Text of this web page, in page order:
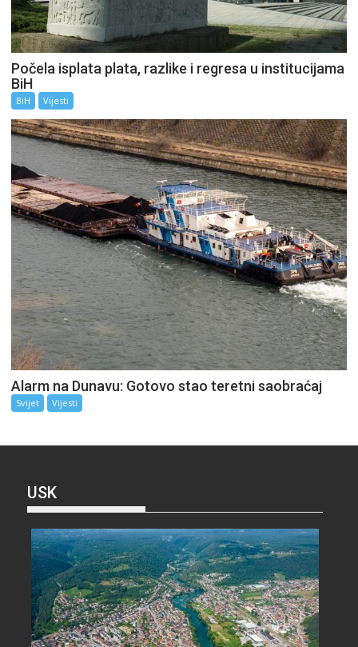
Počela isplata plata, razlike i regresa u institucijama
BiH
BiH Vijesti
Alarm na Dunavu: Gotovo stao teretni saobraćaj
Svijet Vijesti
USK